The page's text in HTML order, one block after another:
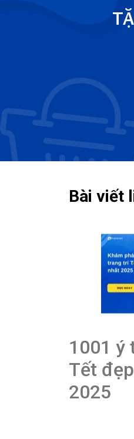
Bài viết
1001 ý
Tết
2025